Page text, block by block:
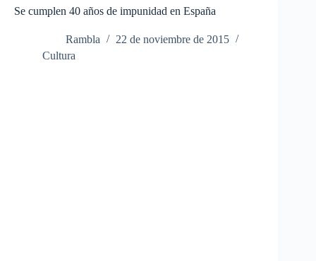
Se cumplen 40 años de impunidad en España
Rambla
22 de noviembre de 2015
Cultura